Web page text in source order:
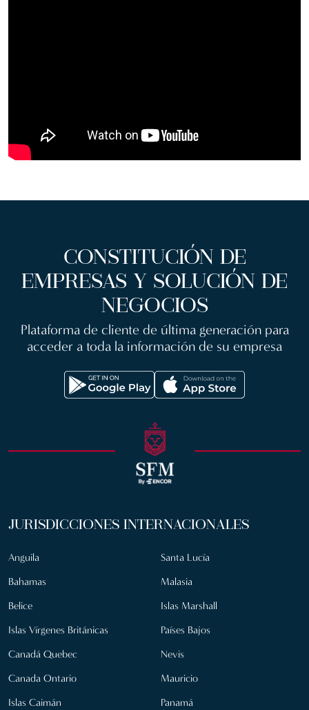
CONSTITUCIÓN DE
EMPRESAS Y SOLUCIÓN DE
NEGOCIOS
Plataforma de cliente de última generación para
acceder a toda la información de su empresa
JURISDICCIONES INTERNACIONALES
Anguila
Bahamas
Belice
Islas Vírgenes Británicas
Canadá Quebec
Canada Ontario
Islas Caimán
Santa Lucía
Malasia
Islas Marshall
Países Bajos
Nevis
Mauricio
Panamá